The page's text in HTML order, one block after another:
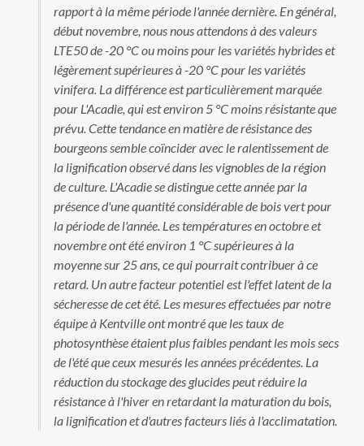
rapport à la même période l'année dernière. En général,
début novembre, nous nous attendons à des valeurs
LTE50 de -20 °C ou moins pour les variétés hybrides et
légèrement supérieures à -20 °C pour les variétés
vinifera. La différence est particulièrement marquée
pour L'Acadie, qui est environ 5 °C moins résistante que
prévu. Cette tendance en matière de résistance des
bourgeons semble coïncider avec le ralentissement de
la lignification observé dans les vignobles de la région
de culture. L'Acadie se distingue cette année par la
présence d'une quantité considérable de bois vert pour
la période de l'année. Les températures en octobre et
novembre ont été environ 1 °C supérieures à la
moyenne sur 25 ans, ce qui pourrait contribuer à ce
retard. Un autre facteur potentiel est l'effet latent de la
sécheresse de cet été. Les mesures effectuées par notre
équipe à Kentville ont montré que les taux de
photosynthèse étaient plus faibles pendant les mois secs
de l'été que ceux mesurés les années précédentes. La
réduction du stockage des glucides peut réduire la
résistance à l'hiver en retardant la maturation du bois,
la lignification et d'autres facteurs liés à l'acclimatation.